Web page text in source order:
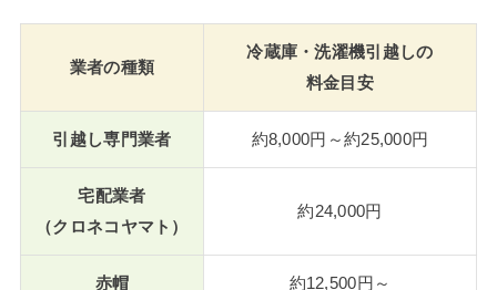
業者の種類
冷蔵庫・洗濯機引越しの
料金目安
引越し専門業者 約8,000円～約25,000円
宅配業者
（クロネコヤマト）
約24,000円
赤帽 約12,500円～